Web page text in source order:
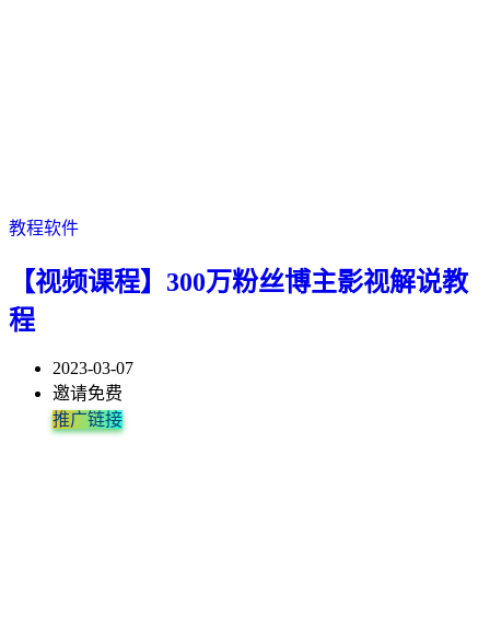
教程软件
【视频课程】300万粉丝博主影视解说教
程
2023-03-07
邀请免费
推广链接